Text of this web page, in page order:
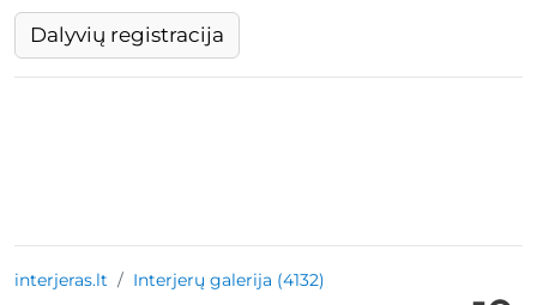
Dalyvių registracija
interjeras.lt Interjerų galerija (4132)